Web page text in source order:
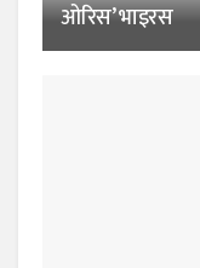
ओरिस’ भाइरस